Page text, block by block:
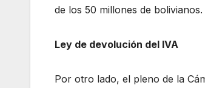
de los 50 millones de bolivianos.
Ley de devolución del IVA
Por otro lado, el pleno de la